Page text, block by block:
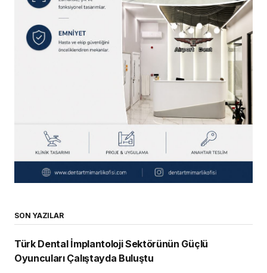
SON YAZILAR
Türk Dental İmplantoloji Sektörünün Güçlü
Oyuncuları Çalıştayda Buluştu